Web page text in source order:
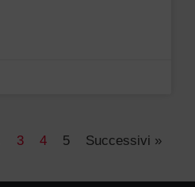
3 4 5 Successivi »